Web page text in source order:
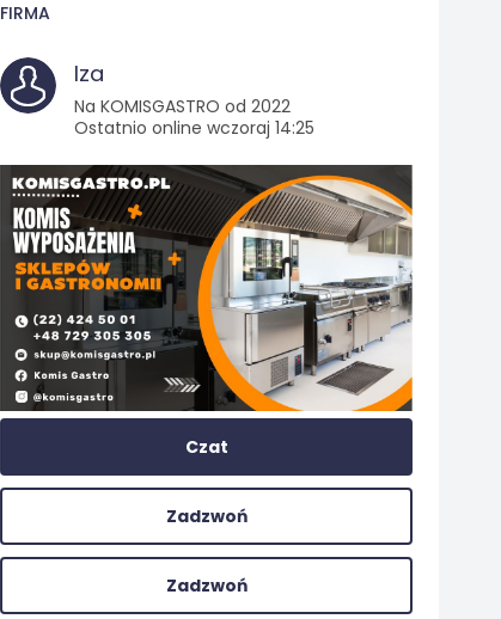
FIRMA
Iza
Na KOMISGASTRO od 2022
Ostatnio online wczoraj 14:25
Czat
Zadzwoń
Zadzwoń